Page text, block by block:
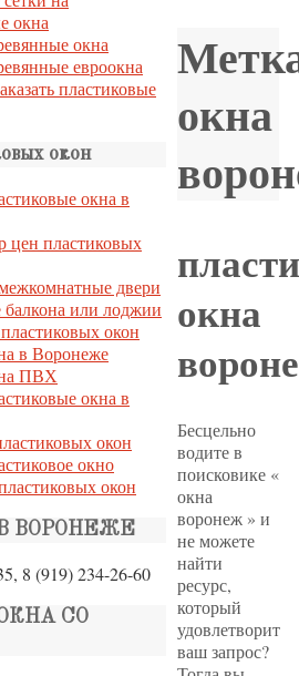
окна
окна
Бесцельно
водите в
поисковике «
окна
воронеж » и
не можете
найти
ресурс,
который
удовлетворит
ваш запрос?
окна
окна
евроокна
пластиковые
окон
окна в
цен пластиковых
двери
балкона или лоджии
окон
в Воронеже
ПВХ
окна в
окон
окно
окон
ВОРОНЕЖЕ
СО